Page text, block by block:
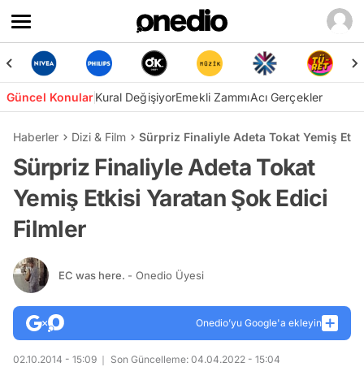
Güncel KonularKural DeğişiyorEmekli ZammıAcı Gerçekler
Haberler Dizi & Film Sürpriz Finaliyle Adeta Tokat Yemiş
Sürpriz Finaliyle Adeta Tokat
Yemiş Etkisi Yaratan Şok Edici
Filmler
EC was here. - Onedio Üyesi
Onedio’yu Google'a ekleyin
02.10.2014 - 15:09 Son Güncelleme: 04.04.2022 - 15:04